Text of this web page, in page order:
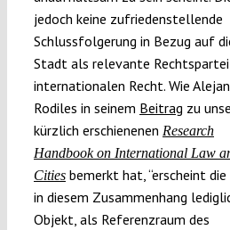
jedoch keine zufriedenstellende
Schlussfolgerung in Bezug auf
Stadt als relevante
internationalen Recht. Wie
Rodiles in seinem Beitrag zu
kürzlich erschienenen Research
Handbook on International Law
Citiesbemerkt hat, “erscheint
in diesem Zusammenhang
Objekt, als Referenzraum des